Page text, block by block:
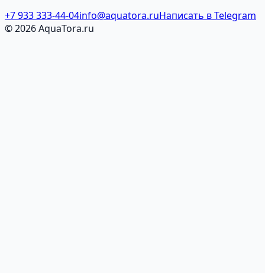
+7 933 333-44-04info@aquatora.ruНаписать в Telegram
© 2026 AquaTora.ru